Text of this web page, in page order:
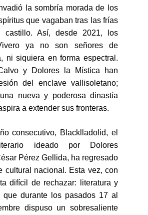
la sombría morada de los
que vagaban tras las frías
castillo. Así, desde 2021, los
ya no son señores de
ni siquiera en forma espectral.
y Dolores la Mística han
del enclave vallisoletano;
nueva y poderosa dinastía
a extender sus fronteras.
consecutivo, Blacklladolid, el
ideado por Dolores
Pérez Gellida, ha regresado
cultural nacional. Esta vez, con
difícil de rechazar: literatura y
que durante los pasados 17 al
dispuso un sobresaliente